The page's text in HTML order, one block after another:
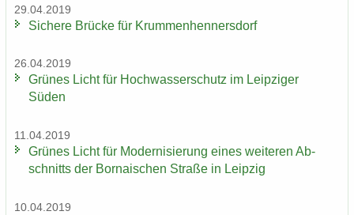
29.04.2019
Si­che­re Brü­cke für Krum­men­hen­ners­dorf
26.04.2019
Grü­nes Licht für Hoch­was­ser­schutz im Leip­zi­ger
Süden
11.04.2019
Grü­nes Licht für Mo­der­ni­sie­rung eines wei­te­ren Ab­
schnitts der Bor­na­i­schen Stra­ße in Leip­zig
10.04.2019